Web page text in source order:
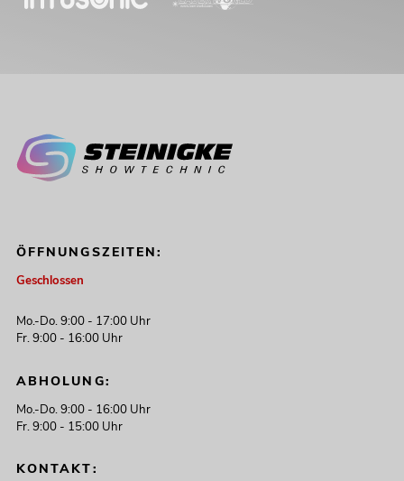
ÖFFNUNGSZEITEN:
Geschlossen
Mo.-Do. 9:00 - 17:00 Uhr
Fr. 9:00 - 16:00 Uhr
ABHOLUNG:
Mo.-Do. 9:00 - 16:00 Uhr
Fr. 9:00 - 15:00 Uhr
KONTAKT: